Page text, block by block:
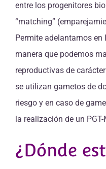
entre los progenitores
“matching”
Permite adelantarnos
manera que podemos
reproductivas de
se utilizan gametos de
riesgo y en caso de
la realización de un PGT-
¿Dónde